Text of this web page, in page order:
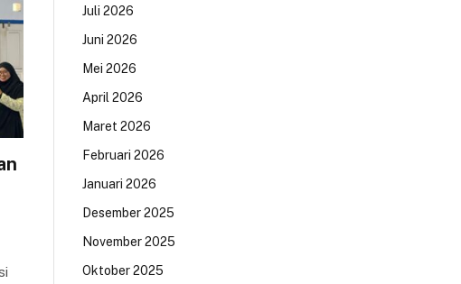
Juli 2026
Juni 2026
Mei 2026
April 2026
Maret 2026
Februari 2026
Januari 2026
Desember 2025
November 2025
Oktober 2025